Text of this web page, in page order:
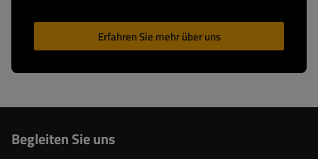
Erfahren Sie mehr über uns
Begleiten Sie uns